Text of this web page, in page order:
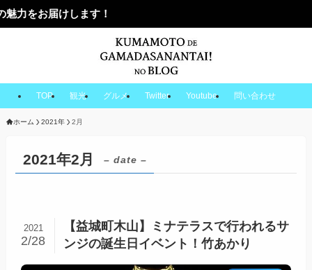
けします！
TOP 観光 グルメ Twitter Youtube 問い合わせ
ホーム 2021年 2月
2021年2月 – date –
【益城町木山】ミナテラスで行われるサ
ンジの誕生日イベント！竹あかり
2021
2/28